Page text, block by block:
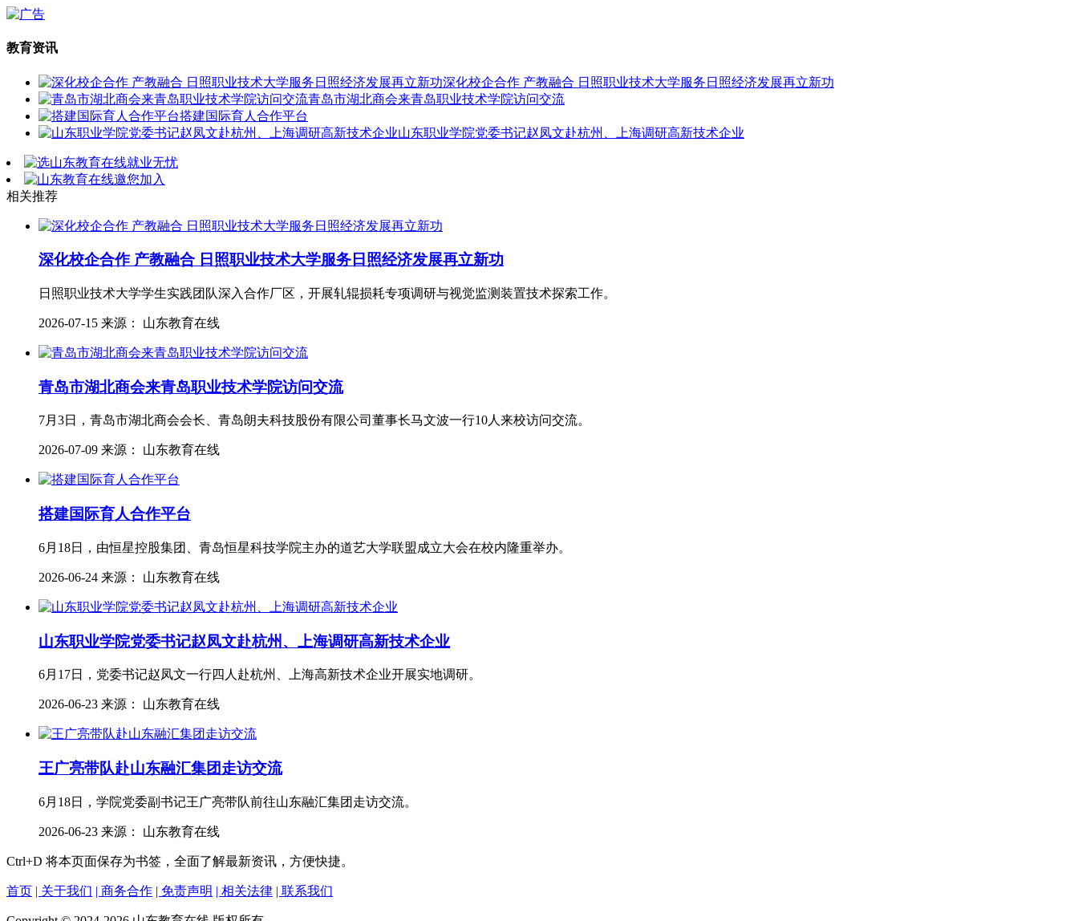
教育资讯
深化校企合作 产教融合 日照职业技术大学服务日照经济发展再立新功
青岛市湖北商会来青岛职业技术学院访问交流
搭建国际育人合作平台
山东职业学院党委书记赵凤文赴杭州、上海调研高新技术企业
相关推荐
深化校企合作 产教融合 日照职业技术大学服务日照经济发展再立新功
日照职业技术大学学生实践团队深入合作厂区，开展轧辊损耗专项调研与视觉监测装置技术探索工作。
2026-07-15 来源： 山东教育在线
青岛市湖北商会来青岛职业技术学院访问交流
7月3日，青岛市湖北商会会长、青岛朗夫科技股份有限公司董事长马文波一行10人来校访问交流。
2026-07-09 来源： 山东教育在线
搭建国际育人合作平台
6月18日，由恒星控股集团、青岛恒星科技学院主办的道艺大学联盟成立大会在校内隆重举办。
2026-06-24 来源： 山东教育在线
山东职业学院党委书记赵凤文赴杭州、上海调研高新技术企业
6月17日，党委书记赵凤文一行四人赴杭州、上海高新技术企业开展实地调研。
2026-06-23 来源： 山东教育在线
王广亮带队赴山东融汇集团走访交流
6月18日，学院党委副书记王广亮带队前往山东融汇集团走访交流。
2026-06-23 来源： 山东教育在线
Ctrl+D 将本页面保存为书签，全面了解最新资讯，方便快捷。
首页 | 关于我们 | 商务合作 | 免责声明 | 相关法律 | 联系我们